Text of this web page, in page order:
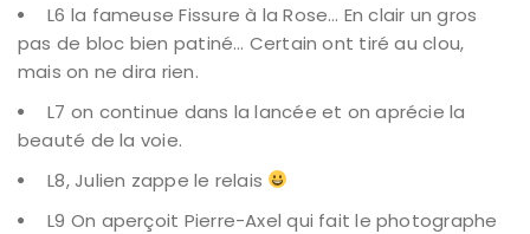
L6 la fameuse Fissure à la Rose… En clair un gros
pas de bloc bien patiné… Certain ont tiré au clou,
mais on ne dira rien.
L7 on continue dans la lancée et on aprécie la
beauté de la voie.
L8, Julien zappe le relais
L9 On aperçoit Pierre-Axel qui fait le photographe